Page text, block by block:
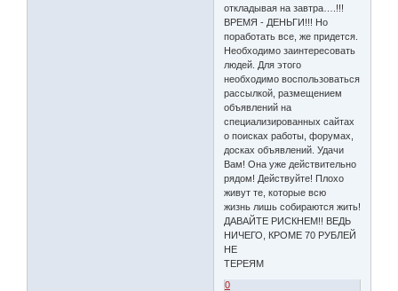
откладывая на завтра….!!!
ВРЕМЯ - ДЕНЬГИ!!! Но
поработать все, же придется.
Необходимо заинтересовать
людей. Для этого
необходимо воспользоваться
рассылкой, размещением
объявлений на
специализированных сайтах
о поисках работы, форумах,
досках объявлений. Удачи
Вам! Она уже действительно
рядом! Действуйте! Плохо
живут те, которые всю
жизнь лишь собираются жить!
ДАВАЙТЕ РИСКНЕМ!! ВЕДЬ
НИЧЕГО, КРОМЕ 70 РУБЛЕЙ
НЕ
ТЕРЕЯМ
0